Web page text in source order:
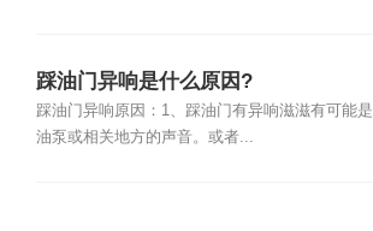
踩油门异响是什么原因?
踩油门异响原因：1、踩油门有异响滋滋有可能是
油泵或相关地方的声音。或者...